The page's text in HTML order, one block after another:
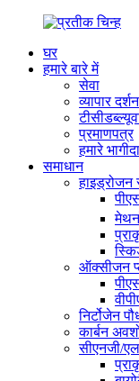
घर
हमारे बारे में
सेवा
व्यापार दर्शन
प्रमाणपत्र
हमारे
समाधान
ऑक्सीजन
निर्टोजेन
कार्बन
सीएनजी/